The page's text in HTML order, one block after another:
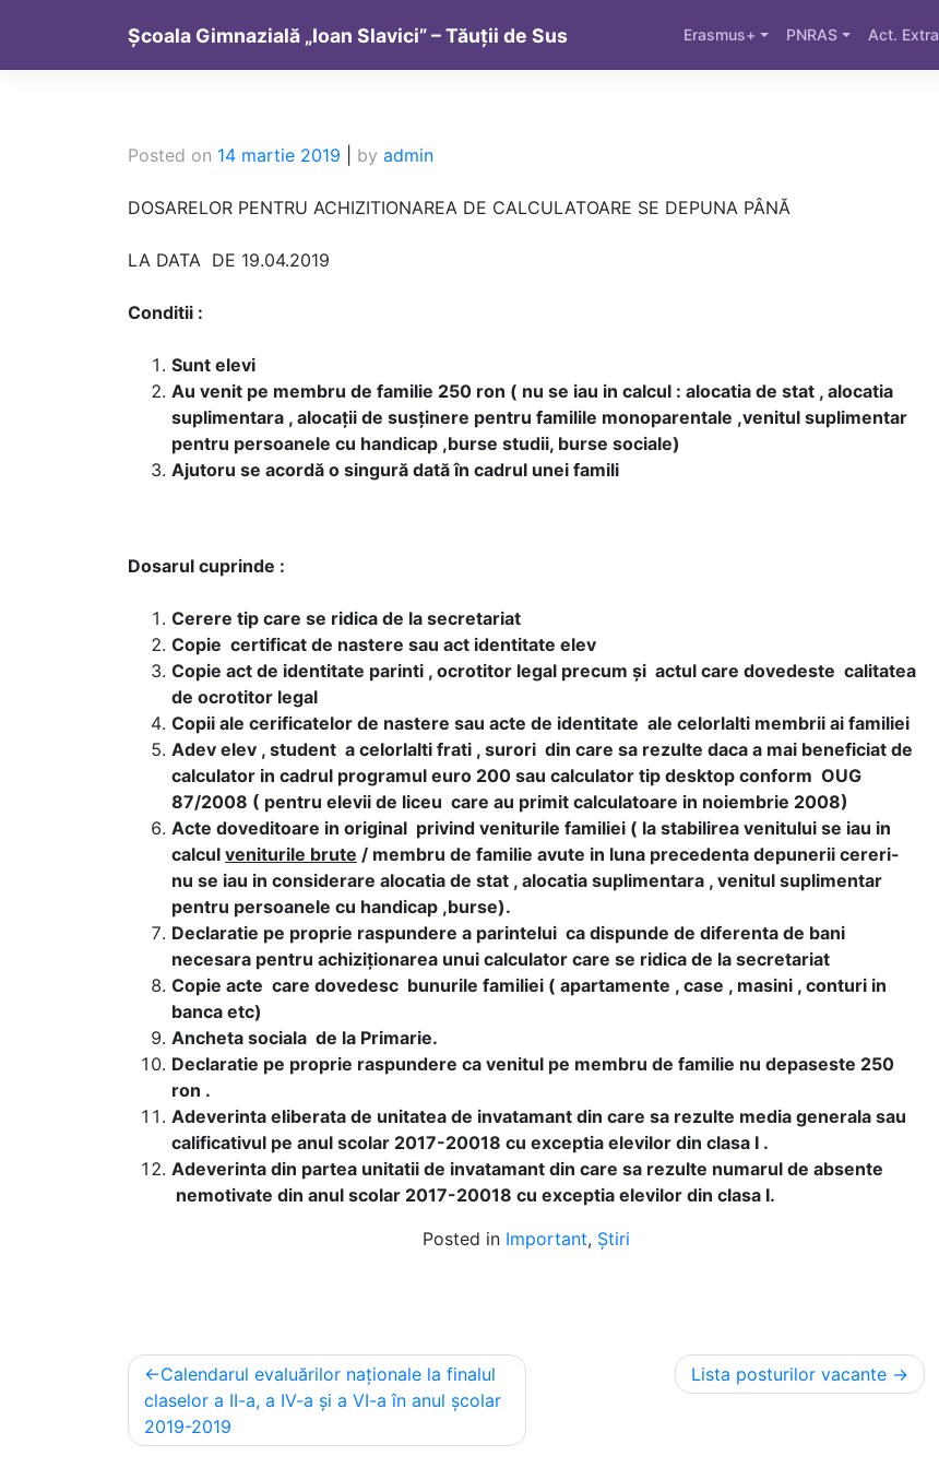
content
Școala Gimnazială „Ioan Slavici” – Tăuții de Sus Erasmus+ PNRAS Act. Extra
Posted on 14 martie 2019 by admin
DOSARELOR PENTRU ACHIZITIONAREA DE CALCULATOARE SE DEPUNA PÂNĂ
LA DATA DE 19.04.2019
Conditii :
Sunt elevi
Au venit pe membru de familie 250 ron ( nu se iau in calcul : alocatia de stat , alocatia
suplimentara , alocații de susținere pentru familile monoparentale ,venitul suplimentar
pentru persoanele cu handicap ,burse studii, burse sociale)
Ajutoru se acordă o singură dată în cadrul unei famili
Dosarul cuprinde :
Cerere tip care se ridica de la secretariat
Copie certificat de nastere sau act identitate elev
Copie act de identitate parinti , ocrotitor legal precum şi actul care dovedeste calitatea
de ocrotitor legal
Copii ale cerificatelor de nastere sau acte de identitate ale celorlalti membrii ai familiei
Adev elev , student a celorlalti frati , surori din care sa rezulte daca a mai beneficiat de
calculator in cadrul programul euro 200 sau calculator tip desktop conform OUG
87/2008 ( pentru elevii de liceu care au primit calculatoare in noiembrie 2008)
Acte doveditoare in original privind veniturile familiei ( la stabilirea venitului se iau in
calcul veniturile brute / membru de familie avute in luna precedenta depunerii cereri-
nu se iau in considerare alocatia de stat , alocatia suplimentara , venitul suplimentar
pentru persoanele cu handicap ,burse).
Declaratie pe proprie raspundere a parintelui ca dispunde de diferenta de bani
necesara pentru achiziţionarea unui calculator care se ridica de la secretariat
Copie acte care dovedesc bunurile familiei ( apartamente , case , masini , conturi in
banca etc)
Ancheta sociala de la Primarie.
Declaratie pe proprie raspundere ca venitul pe membru de familie nu depaseste 250
ron .
Adeverinta eliberata de unitatea de invatamant din care sa rezulte media generala sau
calificativul pe anul scolar 2017-20018 cu exceptia elevilor din clasa I .
Adeverinta din partea unitatii de invatamant din care sa rezulte numarul de absente
nemotivate din anul scolar 2017-20018 cu exceptia elevilor din clasa I.
Posted in Important, Știri
Navigare
în
articole
Calendarul evaluărilor naționale la finalul
claselor a II-a, a IV-a și a VI-a în anul școlar
2019-2019
Lista posturilor vacante